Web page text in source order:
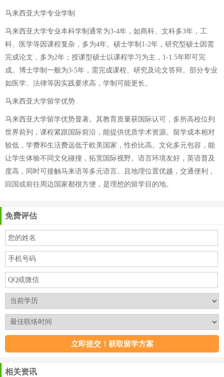
马来西亚大学专业学制
马来西亚大学专业本科学制通常为3-4年，如商科、文科多3年，工
科、医学等因课程复杂，多为4年。硕士学制1-2年，研究型硕士因需
完成论文，多为2年；授课型硕士以课程学习为主，1-1.5年即可完
成。博士学制一般为3-5年，需完成课程、研究及论文答辩。部分专业
如医学、法律等因实践要求高，学制可能更长。
马来西亚大学留学优势
马来西亚大学留学优势显著。其教育质量获国际认可，多所高校位列
世界前列，课程紧跟国际前沿，能提供优质学术资源。留学成本相对
较低，学费和生活费远低于欧美国家，性价比高。文化多元包容，能
让学生体验不同文化碰撞，拓宽国际视野。语言环境友好，英语普及
度高，同时可接触马来语等多元语言。且地理位置优越，交通便利，
回国或前往周边国家都很方便，是理想的留学目的地。
免费评估
相关资讯